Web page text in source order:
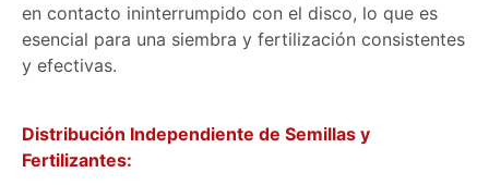
en contacto ininterrumpido con el disco, lo que es
esencial para una siembra y fertilización consistentes
y efectivas.
Distribución Independiente de Semillas y
Fertilizantes: